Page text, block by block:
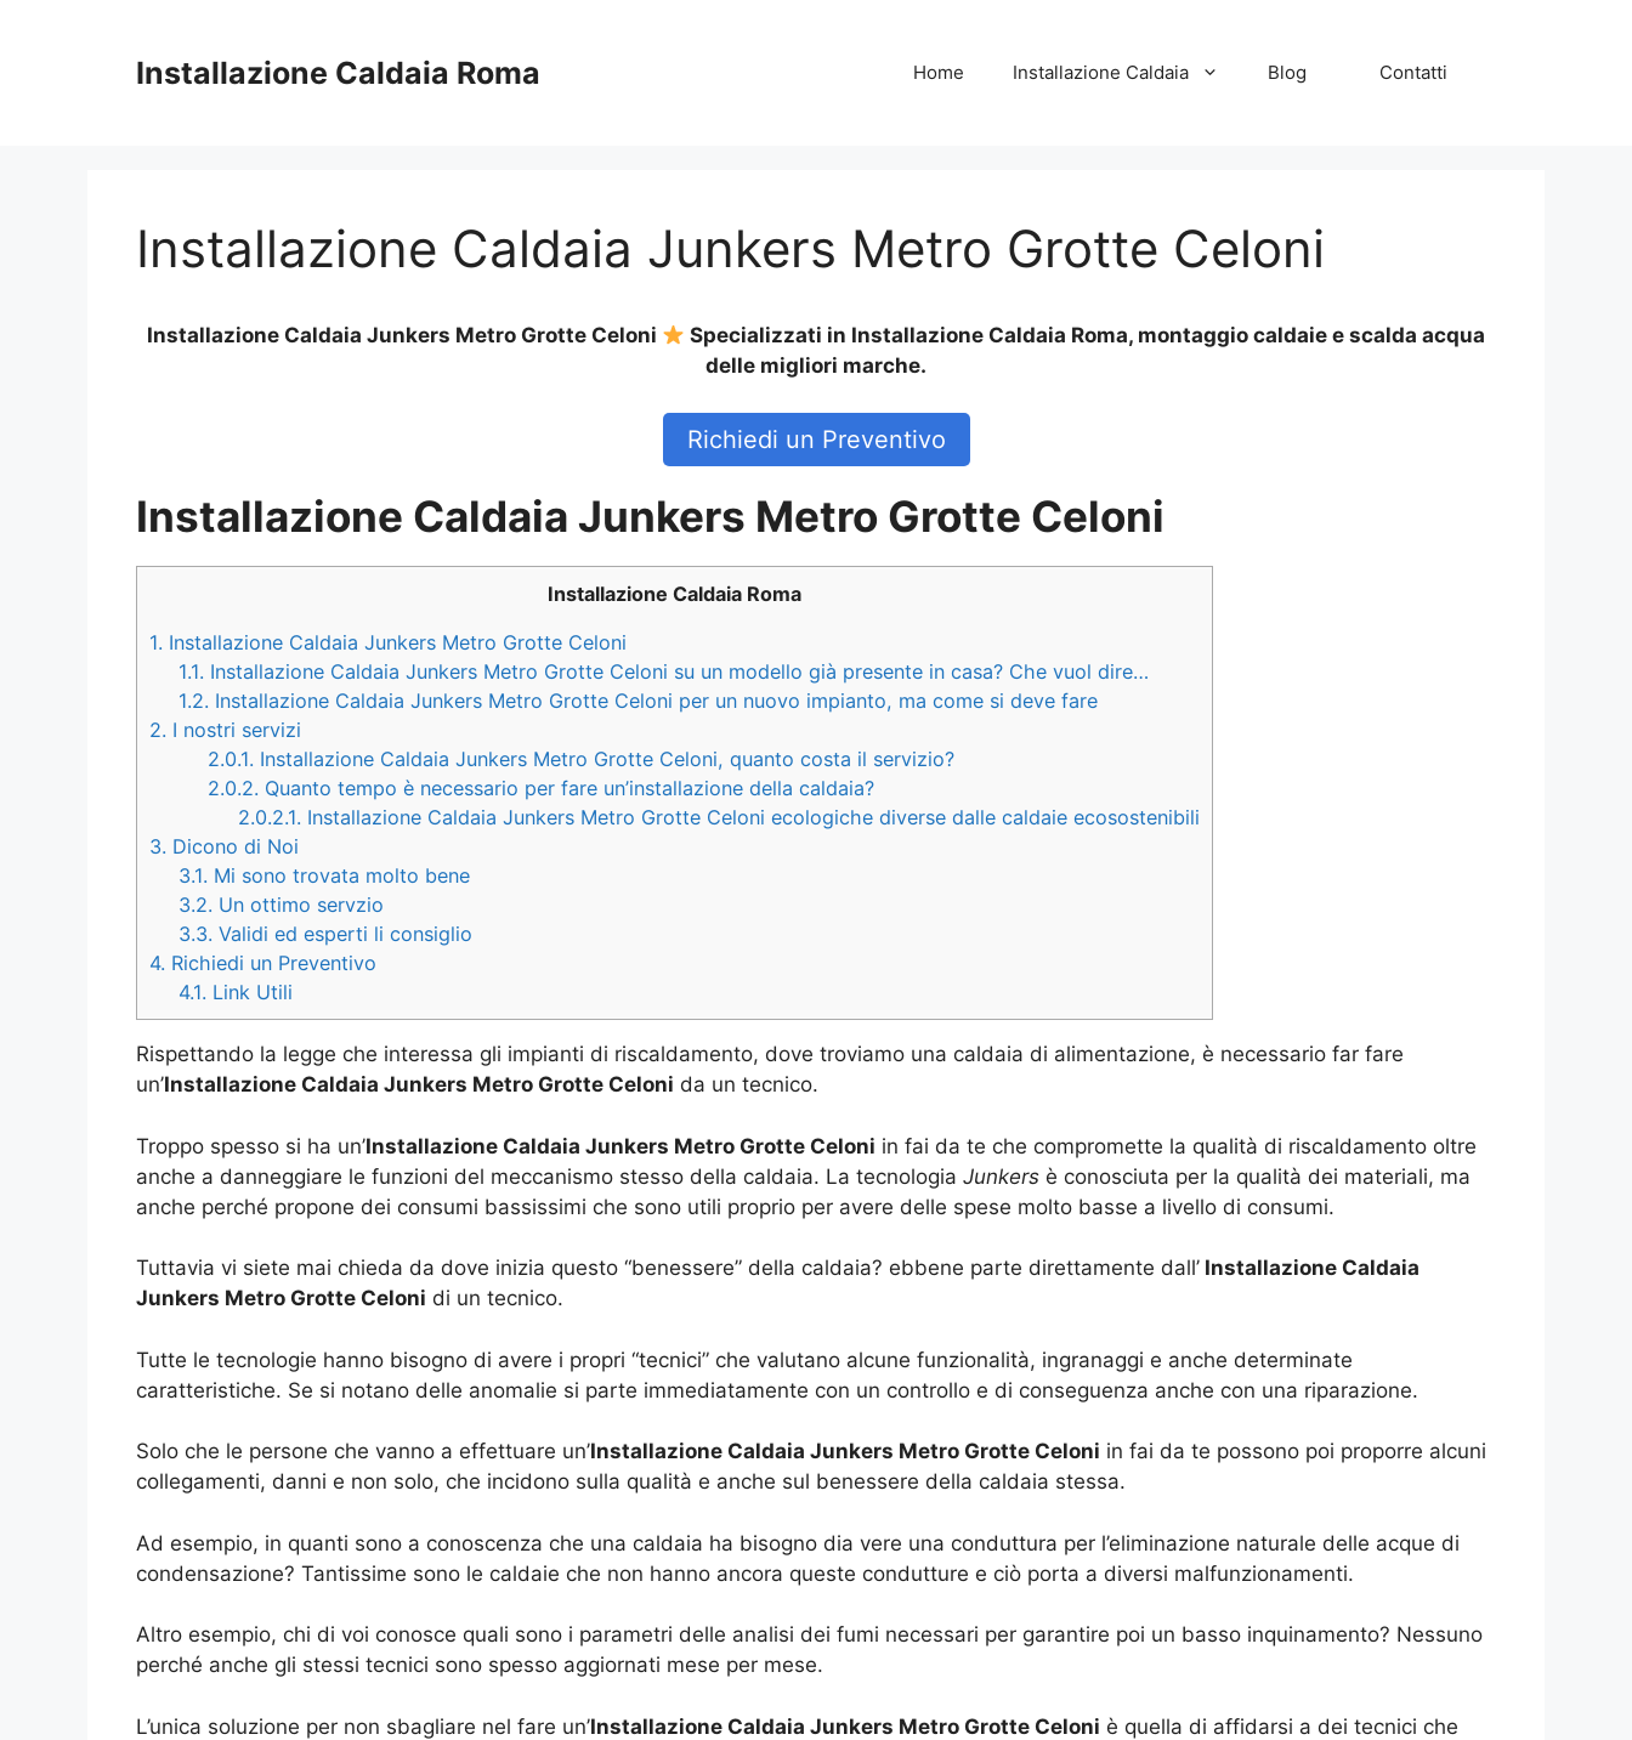
Installazione Caldaia Roma Home Installazione Caldaia Blog Contatti
Installazione Caldaia Junkers Metro Grotte Celoni
Installazione Caldaia Junkers Metro Grotte Celoni
Specializzati in Installazione Caldaia Roma, montaggio caldaie e scalda acqua
delle migliori marche.
Richiedi un Preventivo
Installazione Caldaia Junkers Metro Grotte Celoni
Installazione Caldaia Roma
1. Installazione Caldaia Junkers Metro Grotte Celoni
1.1. Installazione Caldaia Junkers Metro Grotte Celoni su un modello già presente in casa? Che vuol dire…
1.2. Installazione Caldaia Junkers Metro Grotte Celoni per un nuovo impianto, ma come si deve fare
2. I nostri servizi
2.0.1. Installazione Caldaia Junkers Metro Grotte Celoni, quanto costa il servizio?
2.0.2. Quanto tempo è necessario per fare un’installazione della caldaia?
2.0.2.1. Installazione Caldaia Junkers Metro Grotte Celoni ecologiche diverse dalle caldaie ecosostenibili
3. Dicono di Noi
3.1. Mi sono trovata molto bene
3.2. Un ottimo servzio
3.3. Validi ed esperti li consiglio
4. Richiedi un Preventivo
4.1. Link Utili
Rispettando la legge che interessa gli impianti di riscaldamento, dove troviamo una caldaia di alimentazione, è necessario far fare
un’Installazione Caldaia Junkers Metro Grotte Celoni da un tecnico.
Troppo spesso si ha un’Installazione Caldaia Junkers Metro Grotte Celoni in fai da te che compromette la qualità di riscaldamento oltre
anche a danneggiare le funzioni del meccanismo stesso della caldaia. La tecnologia Junkers è conosciuta per la qualità dei materiali, ma
anche perché propone dei consumi bassissimi che sono utili proprio per avere delle spese molto basse a livello di consumi.
Tuttavia vi siete mai chieda da dove inizia questo “benessere” della caldaia? ebbene parte direttamente dall’ Installazione Caldaia
Junkers Metro Grotte Celoni di un tecnico.
Tutte le tecnologie hanno bisogno di avere i propri “tecnici” che valutano alcune funzionalità, ingranaggi e anche determinate
caratteristiche. Se si notano delle anomalie si parte immediatamente con un controllo e di conseguenza anche con una riparazione.
Solo che le persone che vanno a effettuare un’Installazione Caldaia Junkers Metro Grotte Celoni in fai da te possono poi proporre alcuni
collegamenti, danni e non solo, che incidono sulla qualità e anche sul benessere della caldaia stessa.
Ad esempio, in quanti sono a conoscenza che una caldaia ha bisogno dia vere una conduttura per l’eliminazione naturale delle acque di
condensazione? Tantissime sono le caldaie che non hanno ancora queste condutture e ciò porta a diversi malfunzionamenti.
Altro esempio, chi di voi conosce quali sono i parametri delle analisi dei fumi necessari per garantire poi un basso inquinamento? Nessuno
perché anche gli stessi tecnici sono spesso aggiornati mese per mese.
L’unica soluzione per non sbagliare nel fare un’Installazione Caldaia Junkers Metro Grotte Celoni è quella di affidarsi a dei tecnici che